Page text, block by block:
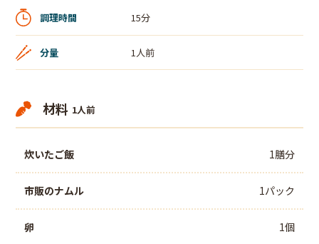
調理時間 15分
分量 1人前
材料 1人前
炊いたご飯 1膳分
市販のナムル 1パック
卵 1個